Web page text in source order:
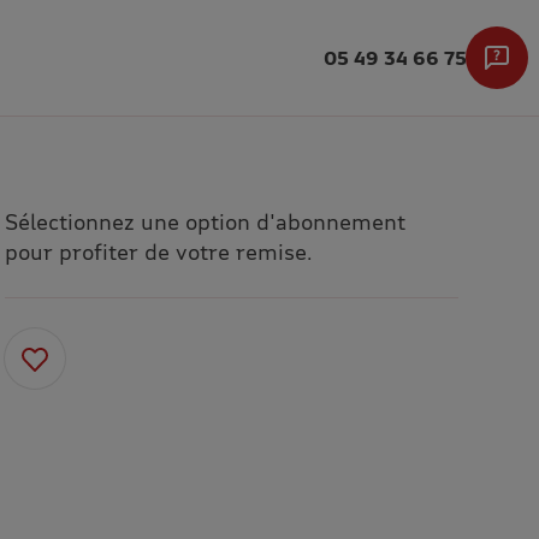
05 49 34 66 75
Sélectionnez une option d'abonnement
pour profiter de votre remise.